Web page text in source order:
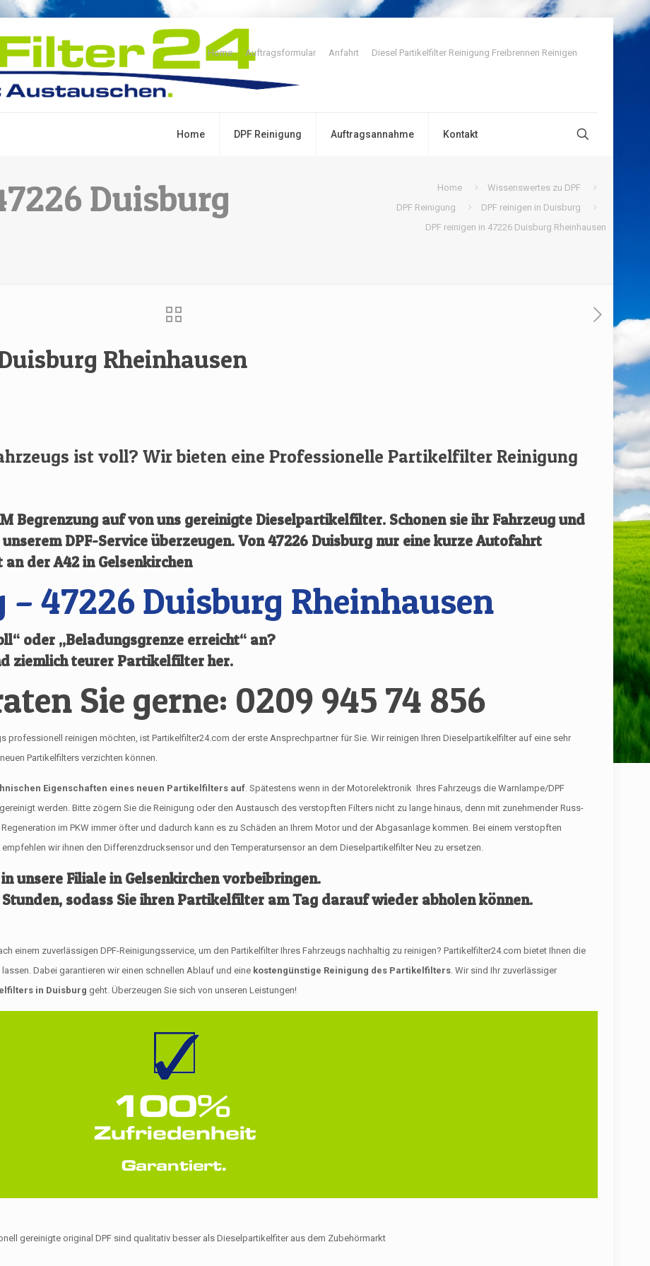
Home DPF Reinigung Auftragsannahme Kontakt
Home Auftragsformular Anfahrt Diesel Partikelfilter Reinigung Freibrennen Reinigen
Duisburg
Home
Wissenswertes zu DPF
DPF Reinigung
DPF reinigen in Duisburg
DPF reinigen in 47226 Duisburg Rheinhausen
Rheinhausen
ist voll? Wir bieten eine Professionelle Partikelfilter Reinigung
Begrenzung auf von uns gereinigte Dieselpartikelfilter. Schonen sie ihr Fahrzeug und
DPF-Service überzeugen.Von47226 Duisburg nur eine kurze Autofahrt
der A42 in Gelsenkirchen
– 47226 Duisburg Rheinhausen
oder „Beladungsgrenze erreicht“ an?
ziemlich teurer Partikelfilter her.
Sie gerne: 0209 945 74 856
professionell reinigen möchten, ist Partikelfilter24.com der erste Ansprechpartner für Sie. Wir reinigen Ihren Dieselpartikelfilter auf eine sehr
Partikelfilters verzichten können.
Eigenschaften eines neuen Partikelfilters auf. Spätestens wenn in der Motorelektronik Ihres Fahrzeugs die Warnlampe/DPF
werden. Bitte zögern Sie die Reinigung oder den Austausch des verstopften Filters nicht zu lange hinaus, denn mit zunehmender Russ-
im PKW immer öfter und dadurch kann es zu Schäden an Ihrem Motor und der Abgasanlage kommen. Bei einem verstopften
wir ihnen den Differenzdrucksensor und den Temperatursensor an dem Dieselpartikelfilter Neu zu ersetzen.
unsere Filiale in Gelsenkirchen vorbeibringen.
sodass Sie ihren Partikelfilter am Tag darauf wieder abholen können.
einem zuverlässigen DPF-Reinigungsservice, um den Partikelfilter Ihres Fahrzeugs nachhaltig zu reinigen? Partikelfilter24.com bietet Ihnen die
Dabei garantieren wir einen schnellen Ablauf und eine kostengünstige Reinigung des Partikelfilters. Wir sind Ihr zuverlässiger
in Duisburg geht. Überzeugen Sie sich von unseren Leistungen!
gereinigte original DPF sind qualitativ besser als Dieselpartikelfiter aus dem Zubehörmarkt